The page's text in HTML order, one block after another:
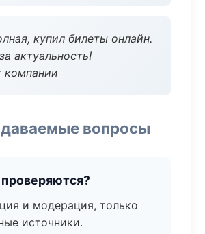
купил билеты онлайн.
актуальность!
компании
вопросы
и модерация, только
источники.